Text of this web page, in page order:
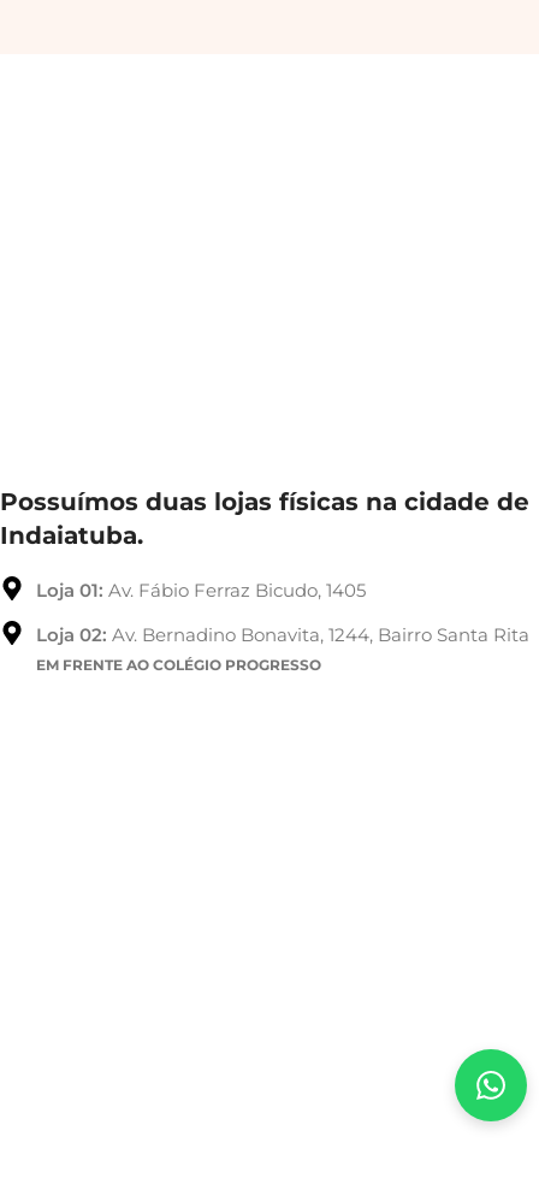
Possuímos duas lojas físicas na cidade de
Indaiatuba.
Loja 01: Av. Fábio Ferraz Bicudo, 1405
Loja 02: Av. Bernadino Bonavita, 1244, Bairro Santa Rita
EM FRENTE AO COLÉGIO PROGRESSO